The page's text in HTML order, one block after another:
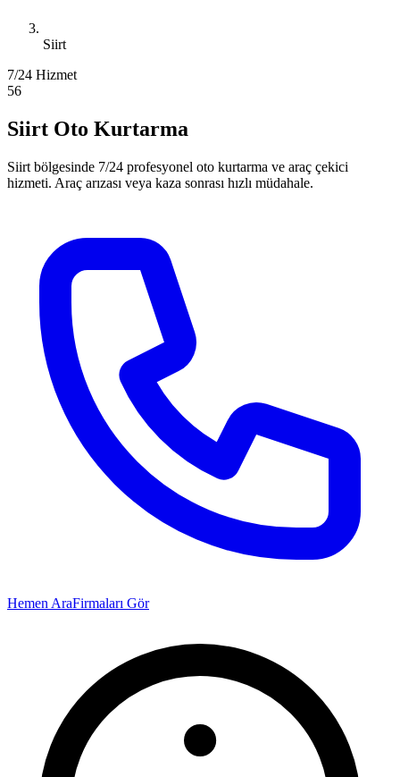
Siirt
7/24 Hizmet
56
Siirt Oto Kurtarma
Siirt bölgesinde 7/24 profesyonel oto kurtarma ve araç çekici
hizmeti. Araç arızası veya kaza sonrası hızlı müdahale.
Hemen AraFirmaları Gör